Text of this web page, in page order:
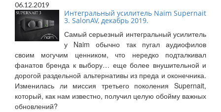
06.12.2019
Интегральный усилитель Naim Supernait
3. SalonAV, декабрь 2019.
Самый серьезный интегральный усилитель
у Naim обычно так пугал аудиофилов
своим могучим ценником, что нередко подталкивал
фанатов бренда к выбору… еще более внушительной и
дорогой раздельной альтернативы из преда и оконечника.
Изменилась ли миссия третьего поколения Supernait,
который, как нам известно, получил целую обойму важных
обновлений?